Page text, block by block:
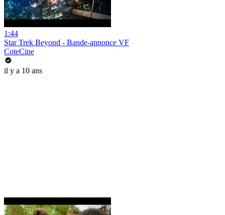
1:44
Star Trek Beyond - Bande-annonce VF
CoteCine
il y a 10 ans